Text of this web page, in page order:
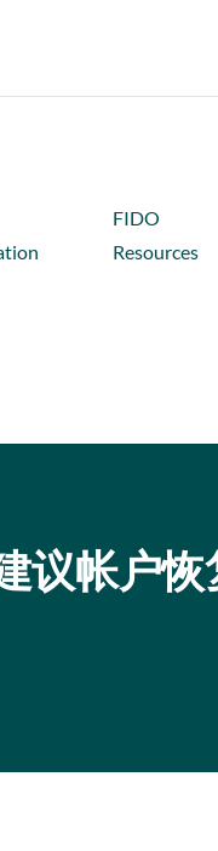
FIDO
Resources
议帐户